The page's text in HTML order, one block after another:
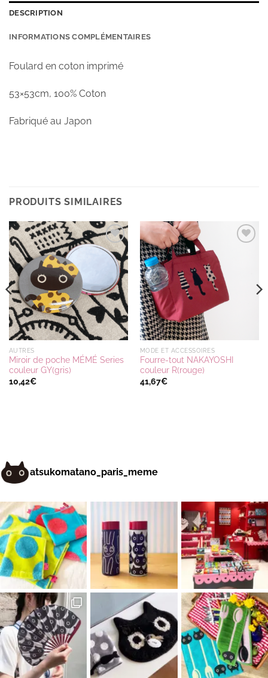
DESCRIPTION
INFORMATIONS COMPLÉMENTAIRES
Foulard en coton imprimé
53×53cm, 100% Coton
Fabriqué au Japon
PRODUITS SIMILAIRES
Ajouter
à la
wishlist
AUTRES
Miroir de poche MÉMÉ Series
couleur GY(gris)
10,42€
MODE ET ACCESSOIRES
Fourre-tout NAKAYOSHI
couleur R(rouge)
41,67€
atsukomatano_paris_meme